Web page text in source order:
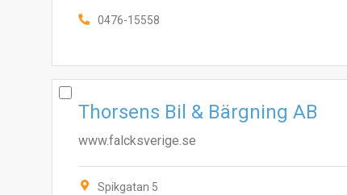
0476-15558
Thorsens Bil & Bärgning AB
www.falcksverige.se
Spikgatan 5